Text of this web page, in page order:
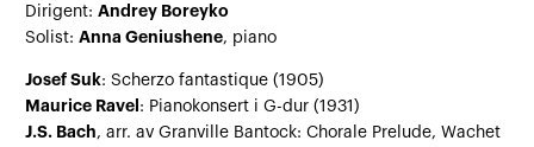
Dirigent:Andrey Boreyko
Solist:Anna Geniushene, piano
Josef Suk: Scherzo fantastique (1905)
Maurice Ravel : Pianokonsert i G-dur (1931)
J.S. Bach, arr. av Granville Bantock: Chorale Prelude, Wachet